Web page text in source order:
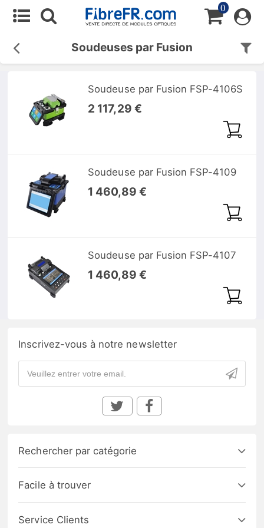
0
Soudeuses par Fusion
Soudeuse par Fusion FSP-4106S
2 117,29 €
Soudeuse par Fusion FSP-4109
1 460,89 €
Soudeuse par Fusion FSP-4107
1 460,89 €
Inscrivez-vous à notre newsletter
Rechercher par catégorie
Facile à trouver
Service Clients